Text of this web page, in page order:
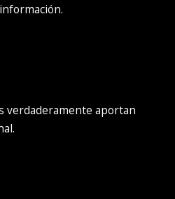
verdaderamente aportan